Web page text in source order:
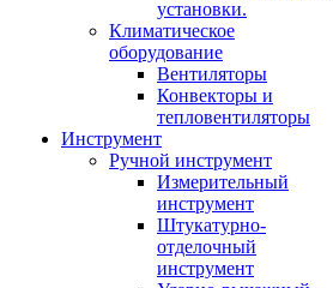
установки.
Климатическое
оборудование
Вентиляторы
Конвекторы и
тепловентиляторы
Инструмент
Ручной инструмент
Измерительный
инструмент
Штукатурно-
отделочный
инструмент